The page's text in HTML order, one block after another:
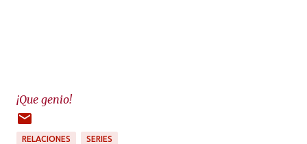
¡Que genio!
RELACIONES SERIES